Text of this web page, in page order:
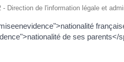
- Direction de l'information légale et
de ses parents</